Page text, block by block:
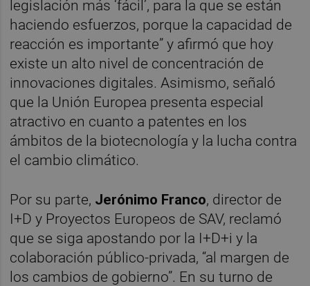
legislación más ‘fácil’, para la que se están
haciendo esfuerzos, porque la capacidad de
reacción es importante” y afirmó que hoy
existe un alto nivel de concentración de
innovaciones digitales. Asimismo, señaló
que la Unión Europea presenta especial
atractivo en cuanto a patentes en los
ámbitos de la biotecnología y la lucha contra
el cambio climático.
Por su parte, Jerónimo Franco, director de
I+D y Proyectos Europeos de SAV, reclamó
que se siga apostando por la I+D+i y la
colaboración público-privada, “al margen de
los cambios de gobierno”. En su turno de